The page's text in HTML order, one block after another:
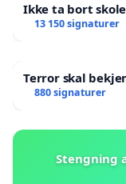
Ikke ta bort
13 150 signaturer
Terror skal
880 signaturer
Stengning